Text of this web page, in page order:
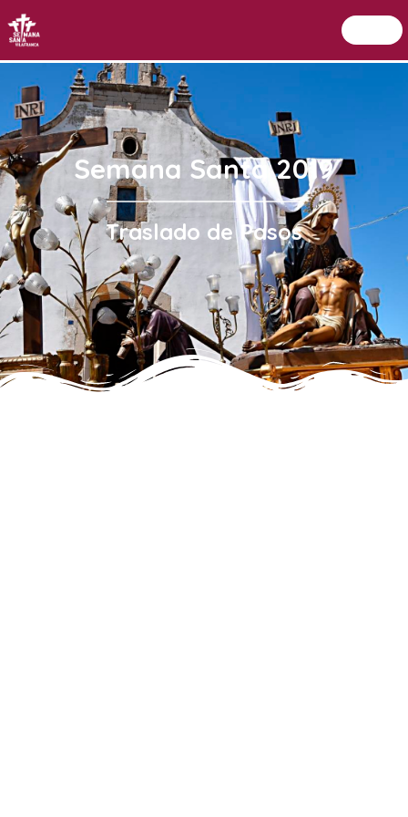
Setmana Santa Vilafranca
Semana Santa 2019
Traslado de Pasos